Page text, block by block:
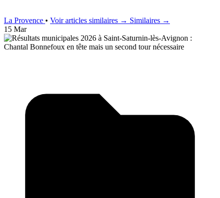
La Provence • Voir articles similaires → Similaires →
15 Mar